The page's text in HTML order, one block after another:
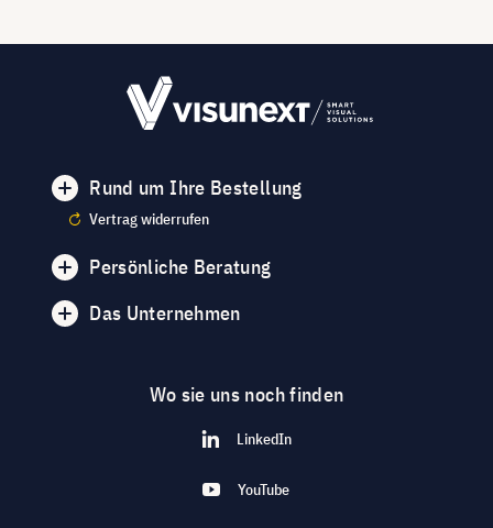
Rund um Ihre Bestellung
Vertrag widerrufen
Persönliche Beratung
Das Unternehmen
Wo sie uns noch finden
LinkedIn
YouTube